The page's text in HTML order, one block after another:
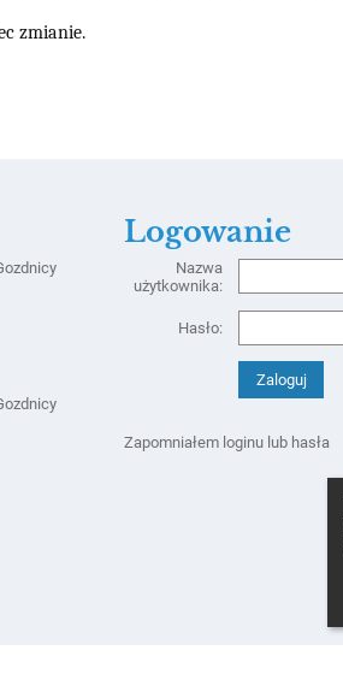
zmianie.
Logowanie
Nazwa
użytkownika:
Hasło:
Zapomniałem loginu lub hasła